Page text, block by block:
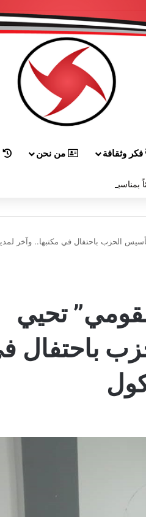
فكر وثقافة من نحن
بمناسبة عيد الجيش
الحزب باحتفال في مكتبها.. وآخر
تحيي
باحتفال